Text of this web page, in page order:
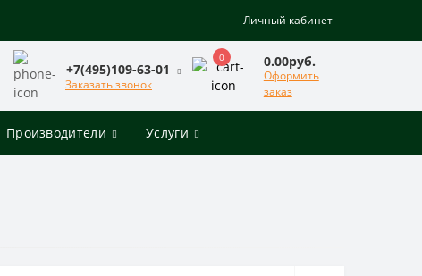
Личный кабинет
+7(495)109-63-01
Заказать звонок
0 0.00руб.
Оформить
заказ
Производители Услуги